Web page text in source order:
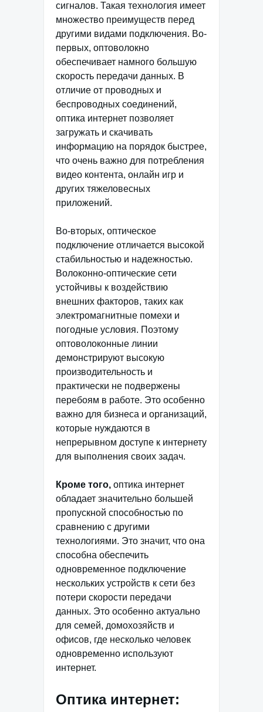
сигналов. Такая технология имеет
множество преимуществ перед
другими видами подключения. Во-
первых, оптоволокно
обеспечивает намного большую
скорость передачи данных. В
отличие от проводных и
беспроводных соединений,
оптика интернет позволяет
загружать и скачивать
информацию на порядок быстрее,
что очень важно для потребления
видео контента, онлайн игр и
других тяжеловесных
приложений.
Во-вторых, оптическое
подключение отличается высокой
стабильностью и надежностью.
Волоконно-оптические сети
устойчивы к воздействию
внешних факторов, таких как
электромагнитные помехи и
погодные условия. Поэтому
оптоволоконные линии
демонстрируют высокую
производительность и
практически не подвержены
перебоям в работе. Это особенно
важно для бизнеса и организаций,
которые нуждаются в
непрерывном доступе к интернету
для выполнения своих задач.
Кроме того, оптика интернет
обладает значительно большей
пропускной способностью по
сравнению с другими
технологиями. Это значит, что она
способна обеспечить
одновременное подключение
нескольких устройств к сети без
потери скорости передачи
данных. Это особенно актуально
для семей, домохозяйств и
офисов, где несколько человек
одновременно используют
интернет.
Оптика интернет: